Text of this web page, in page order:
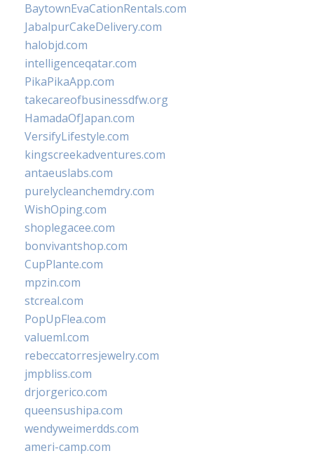
BaytownEvaCationRentals.com
JabalpurCakeDelivery.com
halobjd.com
intelligenceqatar.com
PikaPikaApp.com
takecareofbusinessdfw.org
HamadaOfJapan.com
VersifyLifestyle.com
kingscreekadventures.com
antaeuslabs.com
purelycleanchemdry.com
WishOping.com
shoplegacee.com
bonvivantshop.com
CupPlante.com
mpzin.com
stcreal.com
PopUpFlea.com
valueml.com
rebeccatorresjewelry.com
jmpbliss.com
drjorgerico.com
queensushipa.com
wendyweimerdds.com
ameri-camp.com